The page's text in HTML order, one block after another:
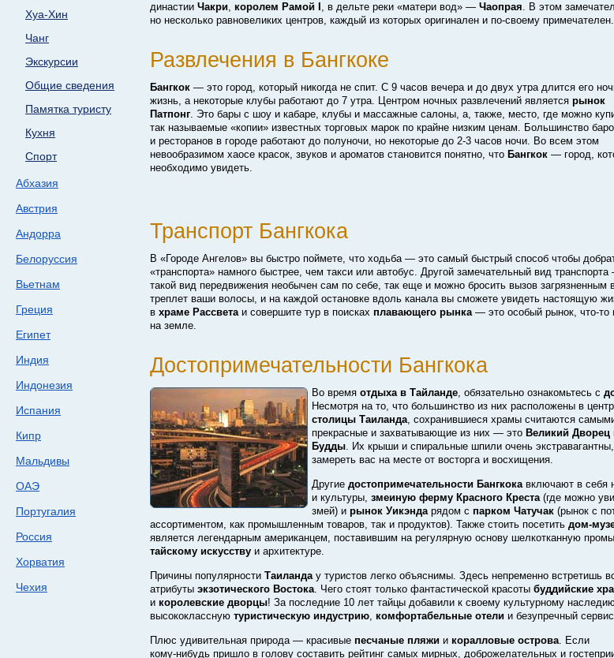
Хуа-Хин
Чанг
Экскурсии
Общие сведения
Памятка туристу
Кухня
Спорт
Абхазия
Австрия
Андорра
Белоруссия
Вьетнам
Греция
Египет
Индия
Индонезия
Испания
Кипр
Мальдивы
ОАЭ
Португалия
Россия
Хорватия
Чехия
династии Чакри, королем Рамой I , в дельте реки «матери вод» — Чаопрая. В этом
но несколько равновеликих центров, каждый из которых оригинален и по-своему примечателен.
Развлечения в Бангкоке
Бангкок — это город, который никогда не спит. С 9 часов вечера и до двух утра длится его
жизнь, а некоторые клубы работают до 7 утра. Центром ночных развлечений является рынок
Патпонг. Это бары с шоу и кабаре, клубы и массажные салоны, а, также, место, где можно
так называемые «копии» известных торговых марок по крайне низким ценам. Большинство
и ресторанов в городе работают до полуночи, но некоторые до 2-3 часов ночи. Во всем этом
невообразимом хаосе красок, звуков и ароматов становится понятно, что Бангкок — город,
необходимо увидеть.
Транспорт Бангкока
В «Городе Ангелов» вы быстро поймете, что ходьба — это самый быстрый способ чтобы
«транспорта» намного быстрее, чем такси или автобус. Другой замечательный вид
такой вид передвижения необычен сам по себе, так еще и можно бросить вызов загрязненным
треплет ваши волосы, и на каждой остановке вдоль канала вы сможете увидеть настоящую
в храме Рассветаи совершите тур в поисках плавающего рынка— это особый рынок, что-то
на земле.
Достопримечательности Бангкока
Во время отдыха в Тайланде, обязательно ознакомьтесь с
Несмотря на то, что большинство из них расположены в
столицы Таиланда, сохранившиеся храмы считаются
прекрасные и захватывающие из них — это Великий Дворец
Будды. Их крыши и спиральные шпили очень
замереть вас на месте от восторга и восхищения.
Другие достопримечательности Бангкокавключают в себя
и культуры, змеиную ферму Красного Креста(где можно
змей) и рынок Уикэндарядом с парком Чатучак (рынок с
ассортиментом, как промышленным товаров, так и продуктов). Также стоить посетить дом-
является легендарным американцем, поставившим на регулярную основу шелкотканную
тайскому искусству и архитектуре.
Причины популярности Таиландау туристов легко объяснимы. Здесь непременно встретишь
атрибуты экзотического Востока. Чего стоят только фантастической красоты буддийские
и королевские дворцы! За последние 10 лет тайцы добавили к своему культурному
высококлассную туристическую индустрию, комфортабельные отели и безупречный
Плюс удивительная природа — красивые песчаные пляжи и коралловые острова. Если
кому-нибудь пришло в голову составить рейтинг самых мирных, доброжелательных и